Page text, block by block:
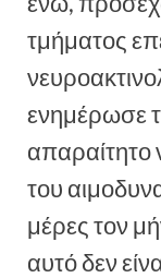
τμήματος
ενημέρωσε
απαραίτητο
του
μέρες τον
αυτό δεν